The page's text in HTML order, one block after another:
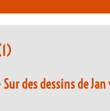
des dessins de